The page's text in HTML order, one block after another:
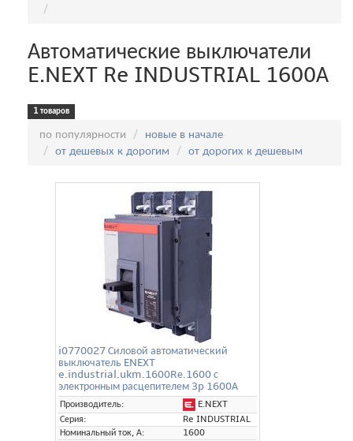
Автоматические выключатели
E.NEXT Re INDUSTRIAL 1600А
1 товаров
по популярности
новые в начале
от дешевых к дорогим
от дорогих к дешевым
i0770027 Силовой автоматический
выключатель ENEXT
e.industrial.ukm.1600Rе.1600 с
электронным расцепителем 3p 1600А
Производитель:
E.NEXT
Серия:
Re INDUSTRIAL
Номинальный ток, А:
1600